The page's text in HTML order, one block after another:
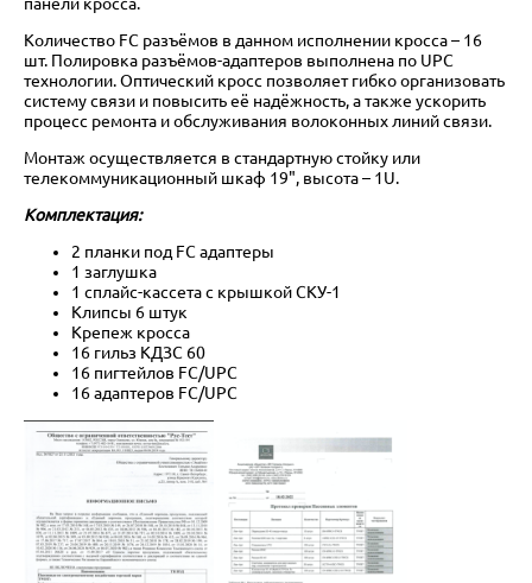
Количество FC разъёмов в данном исполнении кросса – 16
шт. Полировка разъёмов-адаптеров выполнена по UPC
технологии. Оптический кросс позволяет гибко организовать
систему связи и повысить её надёжность, а также ускорить
процесс ремонта и обслуживания волоконных линий связи.
Монтаж осуществляется в стандартную стойку или
телекоммуникационный шкаф 19", высота – 1U.
Комплектация:
2 планки под FC адаптеры
1 заглушка
1 сплайс-кассета с крышкой СКУ-1
Клипсы 6 штук
Крепеж кросса
16 гильз КДЗС 60
16 пигтейлов FC/UPC
16 адаптеров FС/UPC